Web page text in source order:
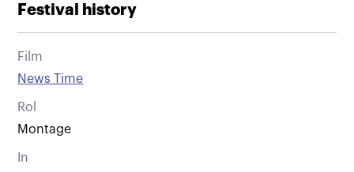
Festival history
Film
News Time
Rol
Montage
In